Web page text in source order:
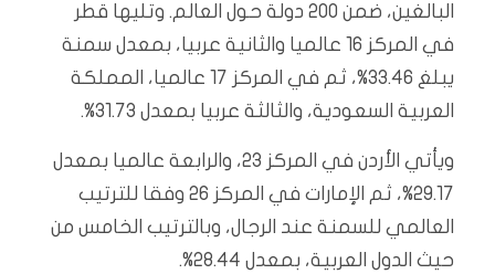
البالغين، ضمن 200 دولة حول العالم. وتليها قطر
في المركز 16 عالميا والثانية عربيا، بمعدل سمنة
يبلغ 33.46%، ثم في المركز 17 عالميا، المملكة
العربية السعودية، والثالثة عربيا بمعدل 31.73%.
ويأتي الأردن في المركز 23، والرابعة عالميا بمعدل
29.17%، ثم الإمارات في المركز 26 وفقا للترتيب
العالمي للسمنة عند الرجال، وبالترتيب الخامس من
حيث الدول العربية، بمعدل 28.44%.